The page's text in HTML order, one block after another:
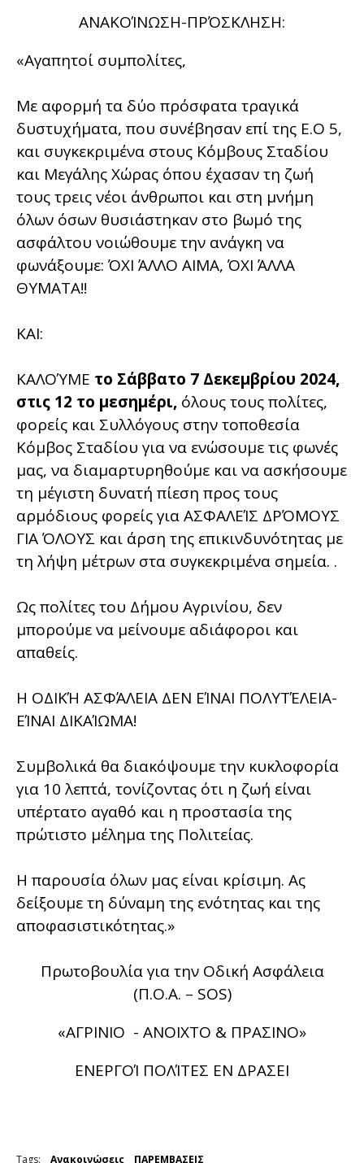
ΑΝΑΚΟΊΝΩΣΗ-ΠΡΌΣΚΛΗΣΗ:
«Αγαπητοί συμπολίτες,
Με αφορμή τα δύο πρόσφατα τραγικά
δυστυχήματα, που συνέβησαν επί της Ε.Ο 5,
και συγκεκριμένα στους Κόμβους Σταδίου
και Μεγάλης Χώρας όπου έχασαν τη ζωή
τους τρεις νέοι άνθρωποι και στη μνήμη
όλων όσων θυσιάστηκαν στο βωμό της
ασφάλτου νοιώθουμε την ανάγκη να
φωνάξουμε: ΌΧΙ ΆΛΛΟ ΑΙΜΑ, ΌΧΙ ΆΛΛΑ
ΘΥΜΑΤΑ!!
ΚΑΙ:
ΚΑΛΟΎΜΕ το Σάββατο 7 Δεκεμβρίου 2024,
στις 12 το μεσημέρι, όλους τους πολίτες,
φορείς και Συλλόγους στην τοποθεσία
Κόμβος Σταδίου για να ενώσουμε τις φωνές
μας, να διαμαρτυρηθούμε και να ασκήσουμε
τη μέγιστη δυνατή πίεση προς τους
αρμόδιους φορείς για ΑΣΦΑΛΕΊΣ ΔΡΌΜΟΥΣ
ΓΙΑ ΌΛΟΥΣ και άρση της επικινδυνότητας με
τη λήψη μέτρων στα συγκεκριμένα σημεία. .
Ως πολίτες του Δήμου Αγρινίου, δεν
μπορούμε να μείνουμε αδιάφοροι και
απαθείς.
Η ΟΔΙΚΉ ΑΣΦΆΛΕΙΑ ΔΕΝ ΕΊΝΑΙ ΠΟΛΥΤΈΛΕΙΑ-
ΕΊΝΑΙ ΔΙΚΑΊΩΜΑ!
Συμβολικά θα διακόψουμε την κυκλοφορία
για 10 λεπτά, τονίζοντας ότι η ζωή είναι
υπέρτατο αγαθό και η προστασία της
πρώτιστο μέλημα της Πολιτείας.
Η παρουσία όλων μας είναι κρίσιμη. Ας
δείξουμε τη δύναμη της ενότητας και της
αποφασιστικότητας.»
Πρωτοβουλία για την Οδική Ασφάλεια
(Π.Ο.Α. – SOS)
«ΑΓΡΙΝΙΟ - ΑΝΟΙΧΤΟ & ΠΡΑΣΙΝΟ»
ΕΝΕΡΓΟΊ ΠΟΛΊΤΕΣ ΕΝ ΔΡΑΣΕΙ
Tags: Ανακοινώσεις ΠΑΡΕΜΒΑΣΕΙΣ